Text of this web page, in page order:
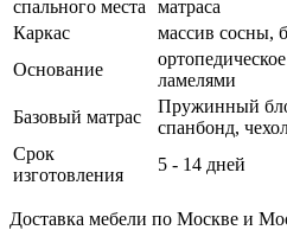
спального места
матраса
Каркас
массив сосны,
Основание
ламелями
Базовый матрас
Пружинный
спанбонд,
Срок
изготовления
5 - 14 дней
Доставка мебели по Москве и